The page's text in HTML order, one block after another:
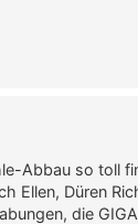
Abbau so toll
Ellen, Düren
die